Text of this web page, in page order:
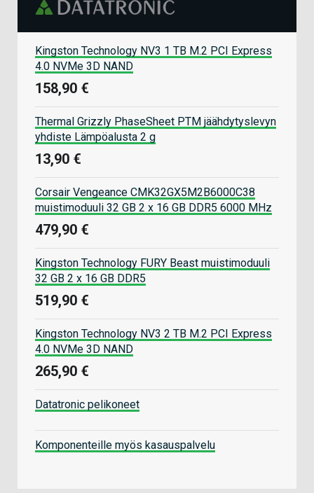
Kingston Technology NV3 1 TB M.2 PCI Express
4.0 NVMe 3D NAND
158,90 €
Thermal Grizzly PhaseSheet PTM jäähdytyslevyn
yhdiste Lämpöalusta 2 g
13,90 €
Corsair Vengeance CMK32GX5M2B6000C38
muistimoduuli 32 GB 2 x 16 GB DDR5 6000 MHz
479,90 €
Kingston Technology FURY Beast muistimoduuli
32 GB 2 x 16 GB DDR5
519,90 €
Kingston Technology NV3 2 TB M.2 PCI Express
4.0 NVMe 3D NAND
265,90 €
Datatronic pelikoneet
Komponenteille myös kasauspalvelu